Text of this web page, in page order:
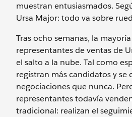
muestran entusiasmados.
Ursa Major: todo va sobre
Tras ocho semanas, la
representantes de ventas de
el salto a la nube. Tal como
registran más candidatos y se
negociaciones que nunca.
representantes todavía
tradicional: realizan el